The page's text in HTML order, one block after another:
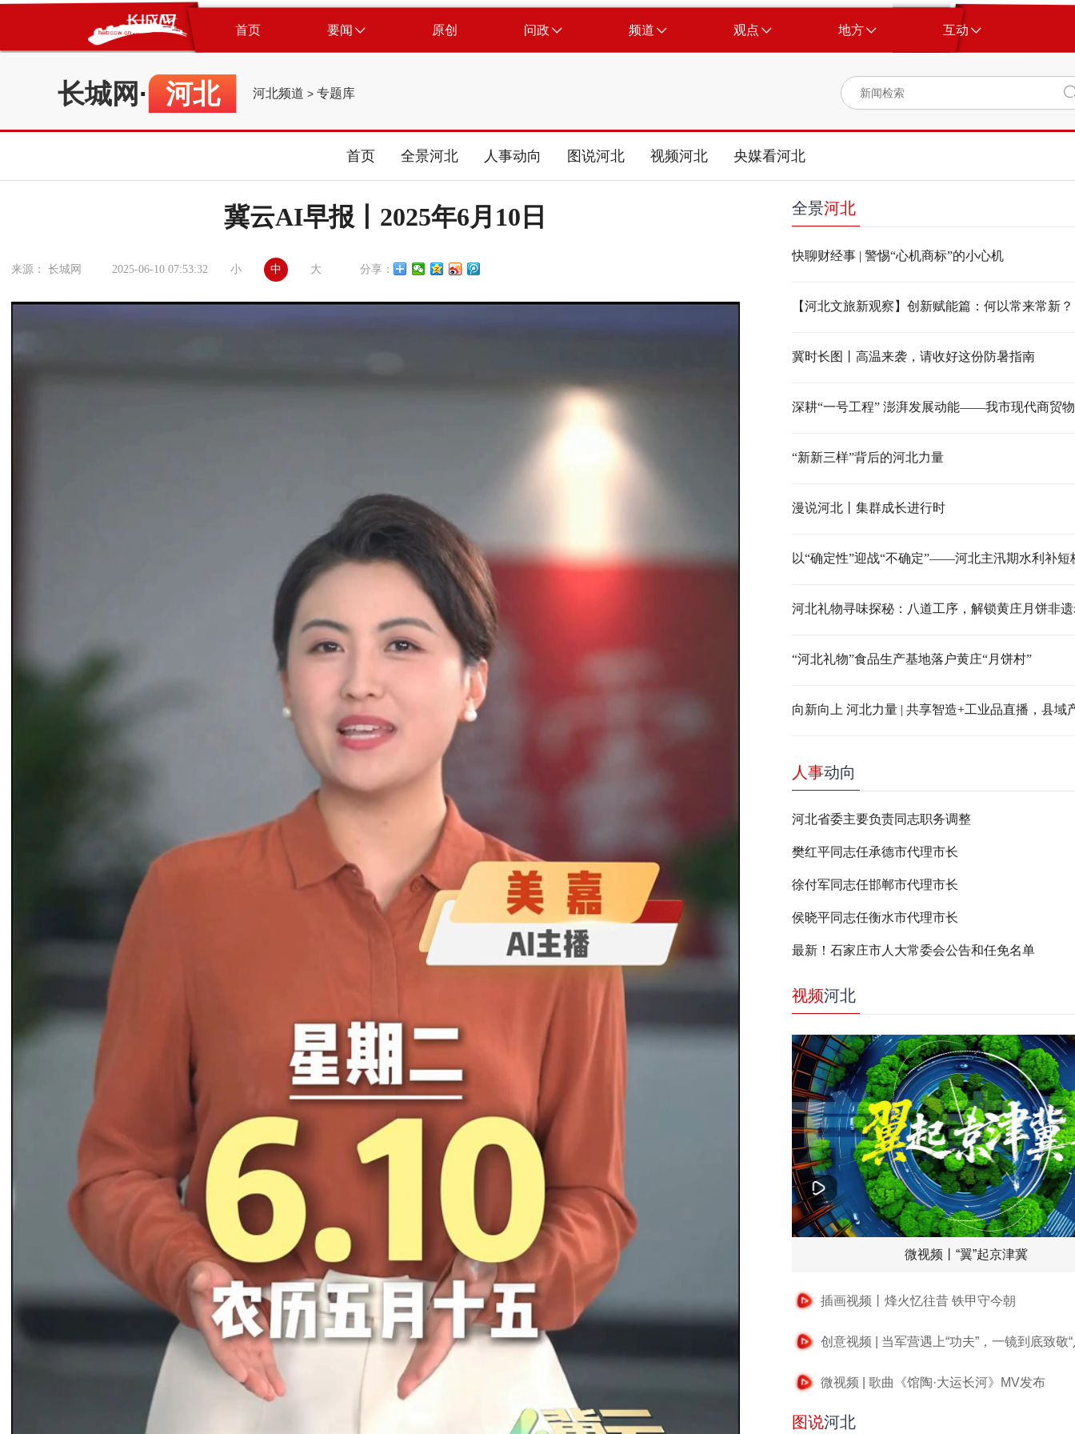
首页 要闻 原创 问政 频道 观点 地方 互动
长城网 · 河北 河北频道 > 专题库
首页 全景河北 人事动向 图说河北 视频河北 央媒看河北
冀云AI早报丨2025年6月10日
来源： 长城网 2025-06-10 07:53:32 小 中 大 分享：
全景河北
快聊财经事 | 警惕“心机商标”的小心机
【河北文旅新观察】创新赋能篇：何以常来常新？
冀时长图丨高温来袭，请收好这份防暑指南
“新新三样”背后的河北力量
漫说河北丨集群成长进行时
以“确定性”迎战“不确定”——河北主汛期水利补短
河北礼物寻味探秘：八道工序，解锁黄庄月饼非
“河北礼物”食品生产基地落户黄庄“月饼村”
人事动向
河北省委主要负责同志职务调整
樊红平同志任承德市代理市长
徐付军同志任邯郸市代理市长
侯晓平同志任衡水市代理市长
最新！石家庄市人大常委会公告和任免名单
视频河北
微视频丨“翼”起京津冀
插画视频丨烽火忆往昔 铁甲守今朝
创意视频 | 当军营遇上“功夫”，一镜到底致敬“
微视频 | 歌曲《馆陶·大运长河》MV发布
图说河北